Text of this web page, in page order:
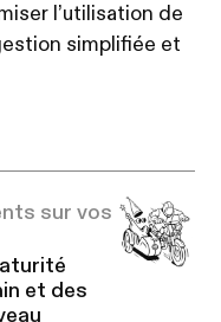
l’utilisation de
simplifiée et
sur vos
et des